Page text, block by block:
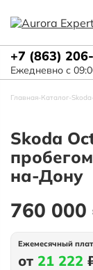
+7 (863)
Ежедневно с
Главная-Каталог-Skoda-
Skoda
на-Дону
760 000
Ежемесячный
от 21 222